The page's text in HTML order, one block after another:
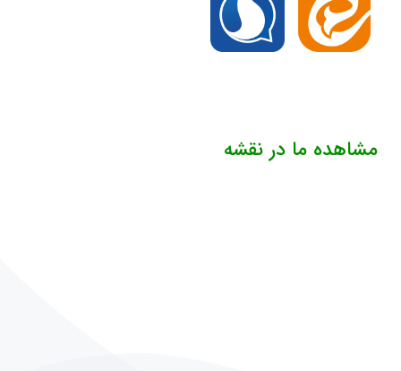
مشاهده ما در نقشه